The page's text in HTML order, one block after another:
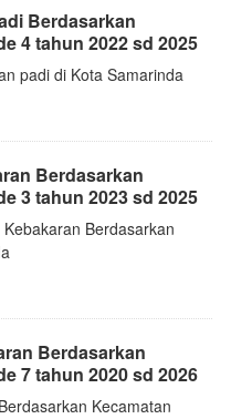
Berdasarkan
4 tahun 2022 sd 2025
padi di Kota Samarinda
Berdasarkan
3 tahun 2023 sd 2025
Berdasarkan
Berdasarkan
7 tahun 2020 sd 2026
Kecamatan